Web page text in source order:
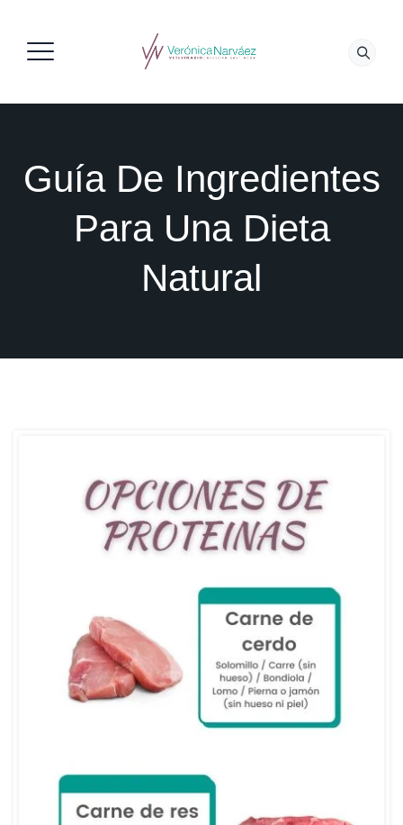
Guía De Ingredientes
Para Una Dieta
Natural